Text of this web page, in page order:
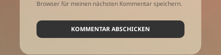
Browser für meinen nächsten Kommentar speichern.